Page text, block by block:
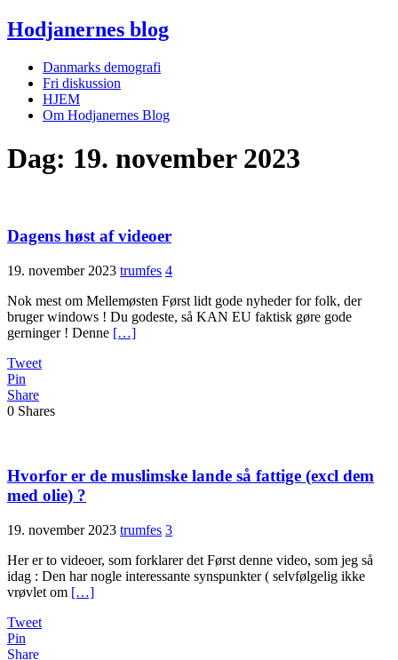
Hodjanernes blog
Danmarks demografi
Fri diskussion
HJEM
Om Hodjanernes Blog
Dag: 19. november 2023
Dagens høst af videoer
19. november 2023 trumfes 4
Nok mest om Mellemøsten Først lidt gode nyheder for folk, der
bruger windows ! Du godeste, så KAN EU faktisk gøre gode
gerninger ! Denne […]
Tweet
Pin
Share
0 Shares
Hvorfor er de muslimske lande så fattige (excl dem
med olie) ?
19. november 2023 trumfes 3
Her er to videoer, som forklarer det Først denne video, som jeg så
idag : Den har nogle interessante synspunkter ( selvfølgelig ikke
vrøvlet om […]
Tweet
Pin
Share